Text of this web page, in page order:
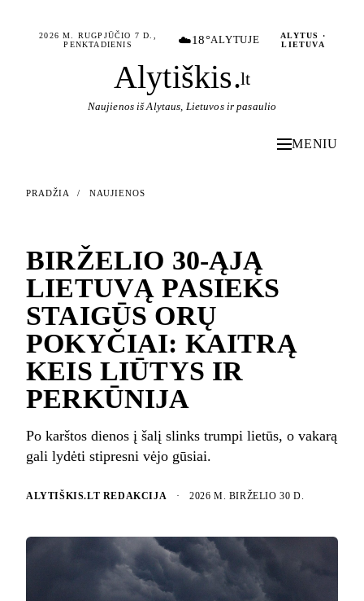
2026 M. RUGPJŪČIO 7 D.,
PENKTADIENIS
☁️18°ALYTUJE
ALYTUS ·
LIETUVA
Alytiškis.lt
Naujienos iš Alytaus, Lietuvos ir pasaulio
MENIU
PRADŽIA / NAUJIENOS
BIRŽELIO 30-ĄJĄ
LIETUVĄ PASIEKS
STAIGŪS ORŲ
POKYČIAI: KAITRĄ
KEIS LIŪTYS IR
PERKŪNIJA
Po karštos dienos į šalį slinks trumpi lietūs, o vakarą
gali lydėti stipresni vėjo gūsiai.
ALYTIŠKIS.LT REDAKCIJA · 2026 M. BIRŽELIO 30 D.